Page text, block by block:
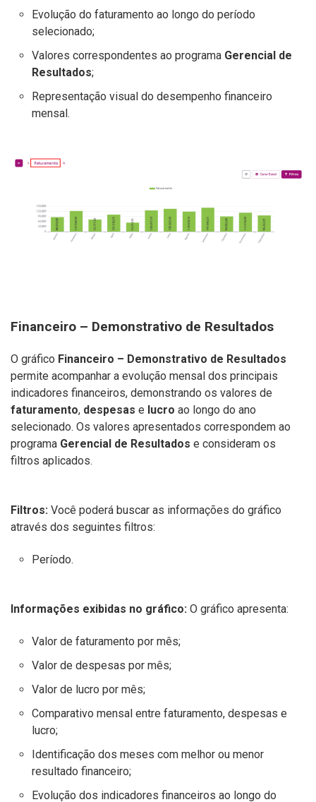
Evolução do faturamento ao longo do período
selecionado;
Valores correspondentes ao programa Gerencial de
Resultados;
Representação visual do desempenho financeiro
mensal.
Financeiro – Demonstrativo de Resultados
O gráfico Financeiro – Demonstrativo de Resultados
permite acompanhar a evolução mensal dos principais
indicadores financeiros, demonstrando os valores de
faturamento, despesas e lucro ao longo do ano
selecionado. Os valores apresentados correspondem ao
programa Gerencial de Resultados e consideram os
filtros aplicados.
Filtros: Você poderá buscar as informações do gráfico
através dos seguintes filtros:
Período.
Informações exibidas no gráfico: O gráfico apresenta:
Valor de faturamento por mês;
Valor de despesas por mês;
Valor de lucro por mês;
Comparativo mensal entre faturamento, despesas e
lucro;
Identificação dos meses com melhor ou menor
resultado financeiro;
Evolução dos indicadores financeiros ao longo do